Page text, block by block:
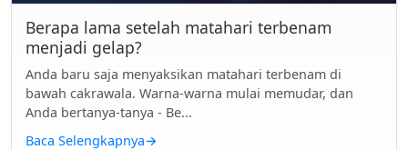
Berapa lama setelah matahari terbenam
menjadi gelap?
Anda baru saja menyaksikan matahari terbenam di
bawah cakrawala. Warna-warna mulai memudar, dan
Anda bertanya-tanya - Be...
Baca Selengkapnya→